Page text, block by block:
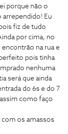
porque não o
Eu
fiz de tudo
por cima, no
na rua e
pois tinha
nenhuma
será que ainda
do 6s e do 7
como faço
os amassos